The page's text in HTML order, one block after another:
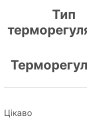
Тип
Цікаво